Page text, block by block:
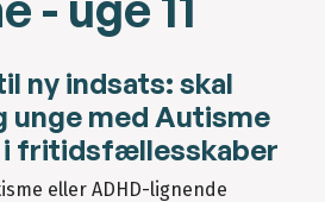
ny indsats: skal
unge med Autisme
i fritidsfællesskaber
eller ADHD-lignende